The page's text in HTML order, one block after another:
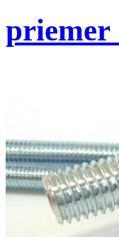
priemer